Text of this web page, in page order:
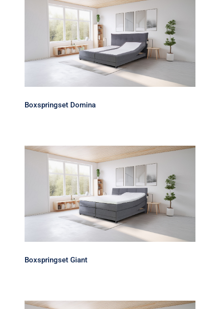
Boxspringset Domina
Boxspringset Domina
Boxspringset Giant
Boxspringset Giant